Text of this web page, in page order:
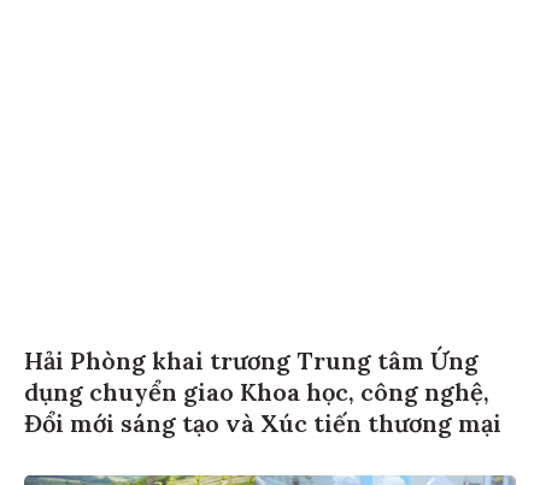
Hải Phòng khai trương Trung tâm Ứng
dụng chuyển giao Khoa học, công nghệ,
Đổi mới sáng tạo và Xúc tiến thương mại